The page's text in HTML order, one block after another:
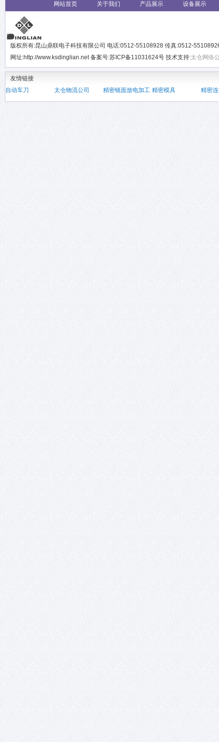
网站首页 关于我们 产品展示 设备展示
版权所有:昆山鼎联电子科技有限公司 电话:0512-55108928 传真:0512-
网址:http://www.ksdinglian.net 备案号:苏ICP备11031624号 技术支持:太仓网络
友情链接
自动车刀
太仓物流公司 精密镜面放电加工 精密模具 精密